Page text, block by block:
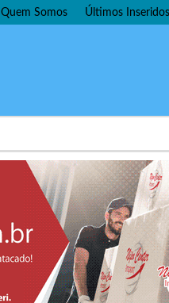
Quem Somos Últimos Inseridos